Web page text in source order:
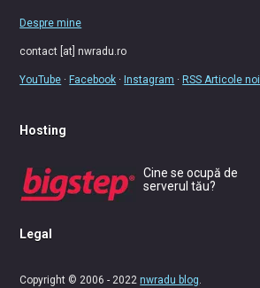
Despre mine
contact [at] nwradu.ro
YouTube ·Facebook ·Instagram ·RSS Articole noi
Hosting
Cine se ocupă de
serverul tău?
Legal
Copyright © 2006 - 2022nwradu blog